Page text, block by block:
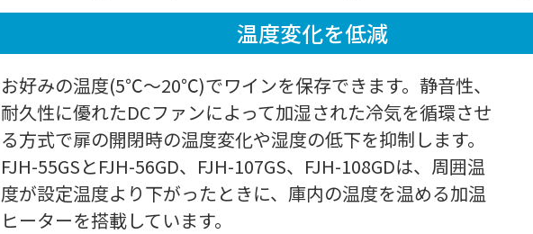
温度変化を低減
お好みの温度(5℃～20℃)でワインを保存できます。静音性、
耐久性に優れたDCファンによって加湿された冷気を循環させ
る方式で扉の開閉時の温度変化や湿度の低下を抑制します。
FJH-55GSとFJH-56GD、FJH-107GS、FJH-108GDは、周囲温
度が設定温度より下がったときに、庫内の温度を温める加温
ヒーターを搭載しています。